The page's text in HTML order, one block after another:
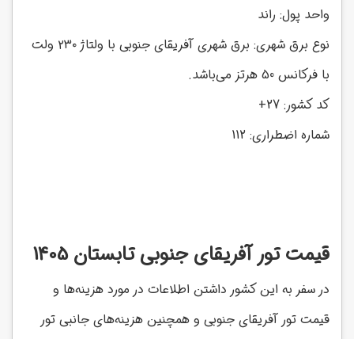
واحد پول: راند
نوع برق شهری: برق شهری آفریقای جنوبی با ولتاژ ۲3۰ ولت
با فرکانس 50 هرتز می‌باشد.
کد کشور: 27+
شماره‌ اضطراری: 112
قیمت تور آفریقای جنوبی تابستان 1405
در سفر به این کشور داشتن اطلاعات در مورد هزینه‌ها و
قیمت تور آفریقای جنوبی و همچنین هزینه‌های جانبی تور